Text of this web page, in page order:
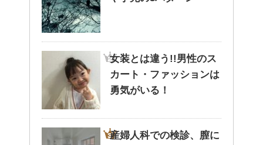
猫と死別。悲しくても最後の挨
拶をしましょう。
腹痛、しかも激痛・吐き気もあ
る。どんなことが考えられる？
女装とは違う!!男性のス
カート・ファッションは
勇気がいる！
産婦人科での検診、膣に